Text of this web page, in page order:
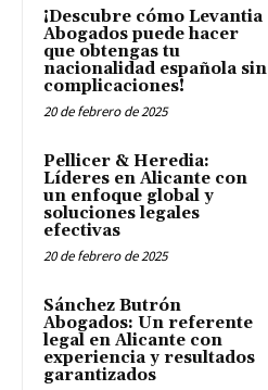
¡Descubre cómo Levantia
Abogados puede hacer
que obtengas tu
nacionalidad española sin
complicaciones!
20 de febrero de 2025
Pellicer & Heredia:
Líderes en Alicante con
un enfoque global y
soluciones legales
efectivas
20 de febrero de 2025
Sánchez Butrón
Abogados: Un referente
legal en Alicante con
experiencia y resultados
garantizados